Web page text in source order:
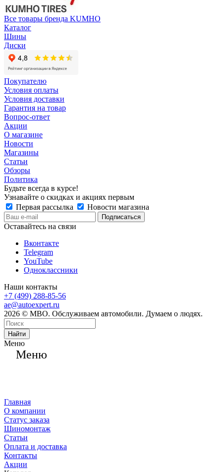
Все товары бренда KUMHO
Каталог
Шины
Диски
Покупателю
Условия оплаты
Условия доставки
Гарантия на товар
Вопрос-ответ
Акции
О магазине
Новости
Магазины
Статьи
Обзоры
Политика
Будьте всегда в курсе!
Узнавайте о скидках и акциях первым
Первая рассылка
Новости магазина
Оставайтесь на связи
Вконтакте
Telegram
YouTube
Одноклассники
Наши контакты
+7 (499) 288-85-56
ae@autoexpert.ru
2026 © МВО. Обслуживаем автомобили. Думаем о людях.
Найти
Меню
Меню
Главная
О компании
Статус заказа
Шиномонтаж
Статьи
Оплата и доставка
Контакты
Акции